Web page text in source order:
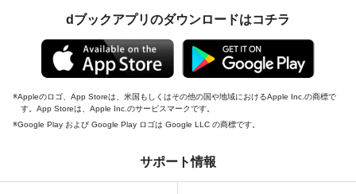
dブックアプリのダウンロードはコチラ
Appleのロゴ、App Storeは、米国もしくはその他の国や地域におけるApple Inc.の商標で
す。App Storeは、Apple Inc.のサービスマークです。
Google Play および Google Play ロゴは Google LLC の商標です。
サポート情報